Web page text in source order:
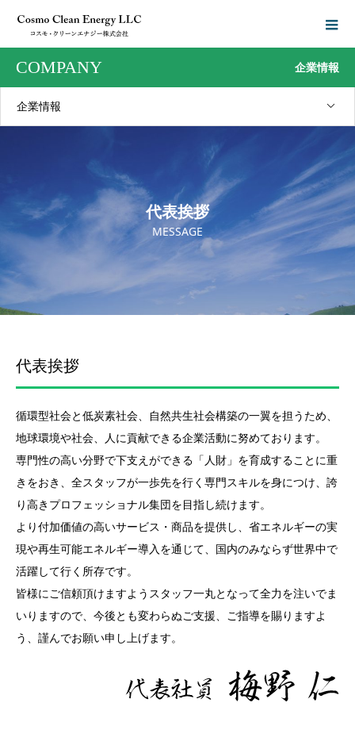
COMPANY 企業情報
企業情報
代表挨拶
MESSAGE
代表挨拶
循環型社会と低炭素社会、自然共生社会構築の一翼を担うため、
地球環境や社会、人に貢献できる企業活動に努めております。
専門性の高い分野で下支えができる「人財」を育成することに重
きをおき、全スタッフが一歩先を行く専門スキルを身につけ、誇
り高きプロフェッショナル集団を目指し続けます。
より付加価値の高いサービス・商品を提供し、省エネルギーの実
現や再生可能エネルギー導入を通じて、国内のみならず世界中で
活躍して行く所存です。
皆様にご信頼頂けますようスタッフ一丸となって全力を注いでま
いりますので、今後とも変わらぬご支援、ご指導を賜りますよ
う、謹んでお願い申し上げます。